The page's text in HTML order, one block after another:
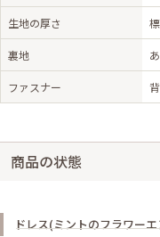
生地の厚さ
裏地
ファスナー
商品の状態
ドレス(ミントのフラワー